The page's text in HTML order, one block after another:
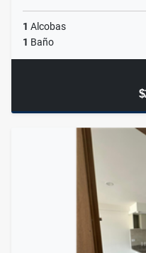
1 Alcobas
1 Baño